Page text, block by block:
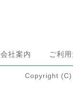
会社案内 ご利
Copyright